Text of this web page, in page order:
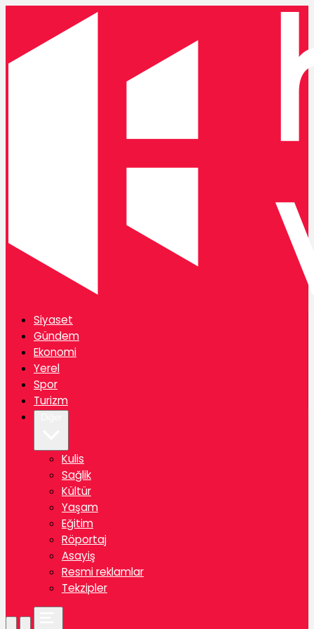
Siyaset
Gündem
Ekonomi
Yerel
Spor
Turizm
Kulis
Sağlik
Kültür
Yaşam
Eğitim
Röportaj
Asayiş
Resmi reklamlar
Tekzipler